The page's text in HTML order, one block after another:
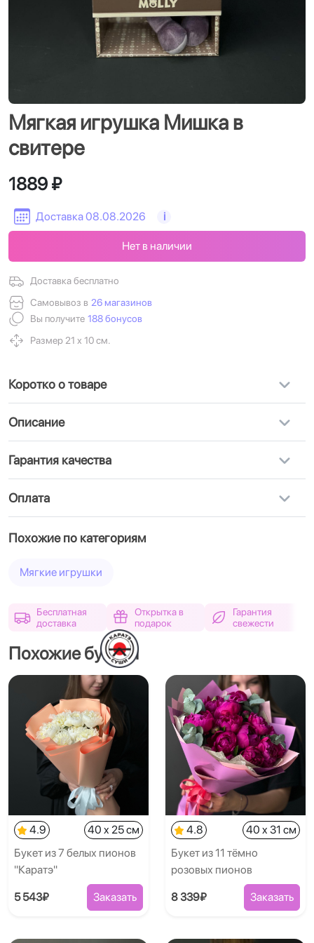
Мягкая игрушка Мишка в
свитере
Доставка 08.08.2026 i
1889 ₽
Доставка бесплатно
Самовывоз в 26 магазинов
Вы получите 188 бонусов
Размер 21 х 10 см.
Нет в наличии
Коротко о товаре
Описание
Гарантия качества
Оплата
Похожие по категориям
Мягкие игрушки
Бесплатная
доставка
Открытка в
подарок
Гарантия
свежести
Похожие букеты
4.9
40 x 25 см
Букет из 7 белых пионов
"Каратэ"
5 543₽ Заказать
4.8
40 x 31 см
Букет из 11 тёмно
розовых пионов
8 339₽ Заказать